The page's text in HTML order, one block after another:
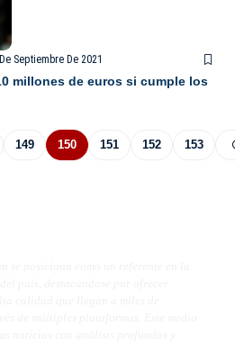
Septiembre De 2021
millones de euros si cumple los
149 150 151 152 153